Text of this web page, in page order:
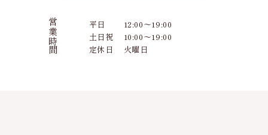
営業時間 平日
12:00～19:00
土日祝
10:00～19:00
定休日
火曜日